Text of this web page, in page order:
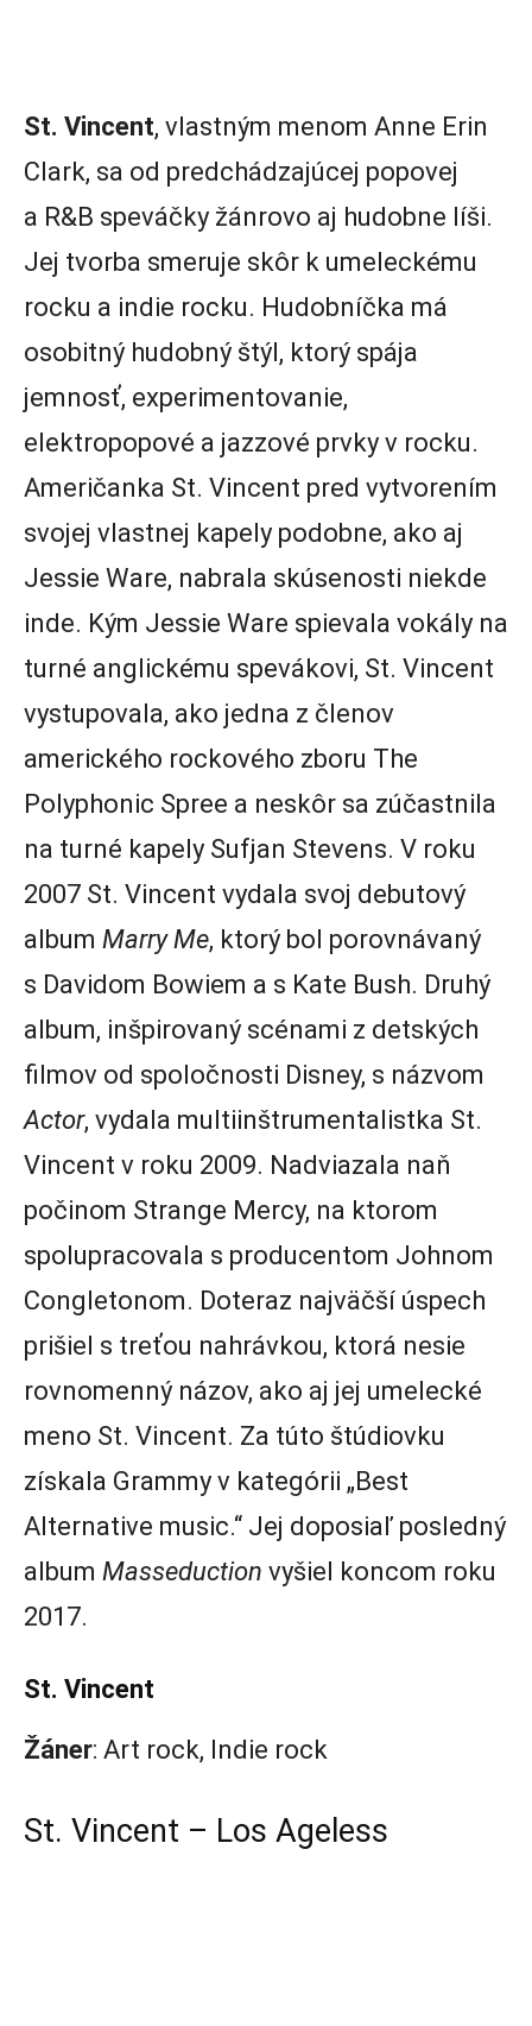
St. Vincent, vlastným menom Anne Erin
Clark, sa od predchádzajúcej popovej
a R&B speváčky žánrovo aj hudobne líši.
Jej tvorba smeruje skôr k umeleckému
rocku a indie rocku. Hudobníčka má
osobitný hudobný štýl, ktorý spája
jemnosť, experimentovanie,
elektropopové a jazzové prvky v rocku.
Američanka St. Vincent pred vytvorením
svojej vlastnej kapely podobne, ako aj
Jessie Ware, nabrala skúsenosti niekde
inde. Kým Jessie Ware spievala vokály na
turné anglickému spevákovi, St. Vincent
vystupovala, ako jedna z členov
amerického rockového zboru The
Polyphonic Spree a neskôr sa zúčastnila
na turné kapely Sufjan Stevens. V roku
2007 St. Vincent vydala svoj debutový
album Marry Me, ktorý bol porovnávaný
s Davidom Bowiem a s Kate Bush. Druhý
album, inšpirovaný scénami z detských
filmov od spoločnosti Disney, s názvom
Actor, vydala multiinštrumentalistka St.
Vincent v roku 2009. Nadviazala naň
počinom Strange Mercy, na ktorom
spolupracovala s producentom Johnom
Congletonom. Doteraz najväčší úspech
prišiel s treťou nahrávkou, ktorá nesie
rovnomenný názov, ako aj jej umelecké
meno St. Vincent. Za túto štúdiovku
získala Grammy v kategórii „Best
Alternative music.“ Jej doposiaľ posledný
album Masseduction vyšiel koncom roku
2017.
St. Vincent
Žáner: Art rock, Indie rock
St. Vincent – Los Ageless